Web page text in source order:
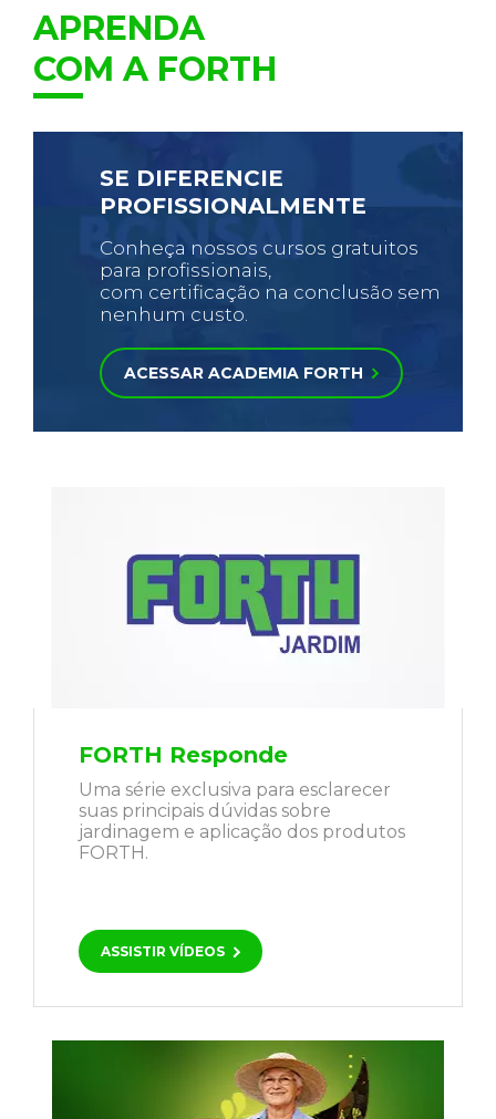
APRENDA
COM A FORTH
SE DIFERENCIE
PROFISSIONALMENTE
Conheça nossos cursos gratuitos
para profissionais,
com certificação na conclusão sem
nenhum custo.
ACESSAR ACADEMIA FORTH
FORTH Responde
Uma série exclusiva para esclarecer
suas principais dúvidas sobre
jardinagem e aplicação dos produtos
FORTH.
ASSISTIR VÍDEOS